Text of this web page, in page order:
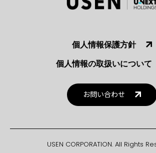
個人情報保護方針
個人情報の取扱いについて
お問い合わせ
USEN CORPORATION. All Rights